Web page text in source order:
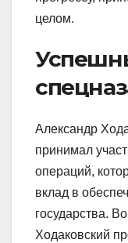
целом.
Александр
принимал
операций,
вклад в
государства.
Ходаковский